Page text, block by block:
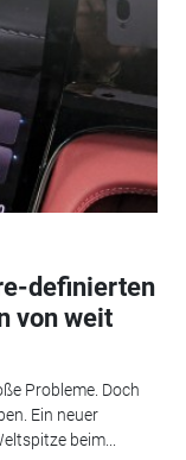
definierten
von weit
Probleme. Doch
Ein neuer
beim...